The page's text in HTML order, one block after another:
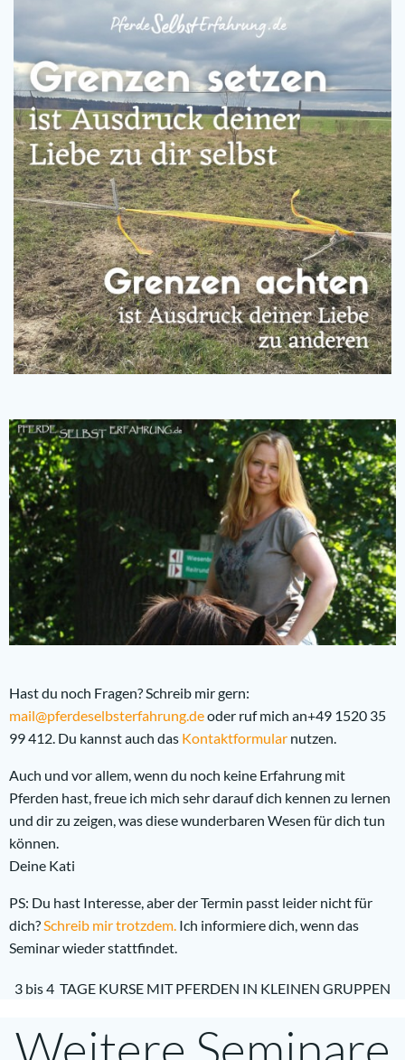
Hast du noch Fragen? Schreib mir gern:
mail@pferdeselbsterfahrung.deoder ruf mich an+49 1520 35
99 412. Du kannst auch das Kontaktformular nutzen.
Auch und vor allem, wenn du noch keine Erfahrung mit
Pferden hast, freue ich mich sehr darauf dich kennen zu lernen
und dir zu zeigen, was diese wunderbaren Wesen für dich tun
können.
Deine Kati
PS: Du hast Interesse, aber der Termin passt leider nicht für
dich? Schreib mir trotzdem. Ich informiere dich, wenn das
Seminar wieder stattfindet.
3 bis 4 TAGE KURSE MIT PFERDEN IN KLEINEN GRUPPEN
Weitere Seminare